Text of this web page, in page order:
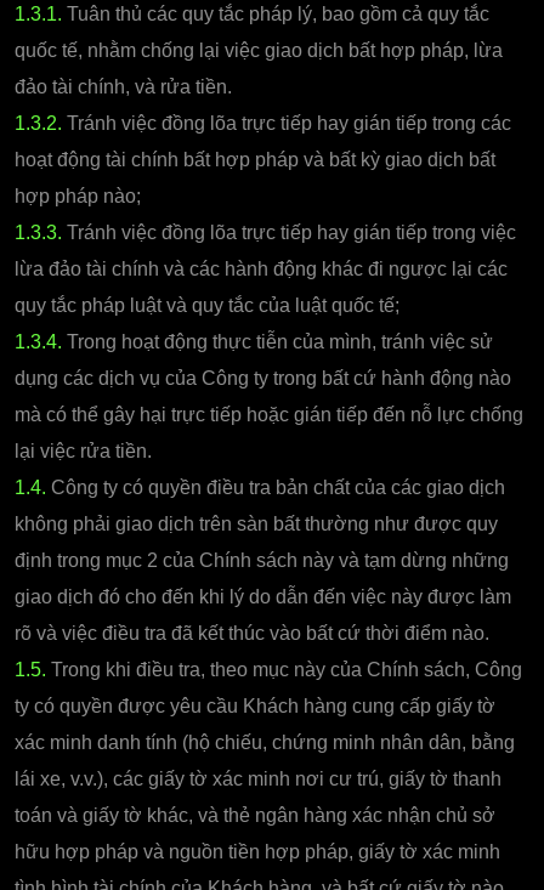
1.3.1. Tuân thủ các quy tắc pháp lý, bao gồm cả quy tắc
quốc tế, nhằm chống lại việc giao dịch bất hợp pháp, lừa
đảo tài chính, và rửa tiền.
1.3.2. Tránh việc đồng lõa trực tiếp hay gián tiếp trong các
hoạt động tài chính bất hợp pháp và bất kỳ giao dịch bất
hợp pháp nào;
1.3.3. Tránh việc đồng lõa trực tiếp hay gián tiếp trong việc
lừa đảo tài chính và các hành động khác đi ngược lại các
quy tắc pháp luật và quy tắc của luật quốc tế;
1.3.4. Trong hoạt động thực tiễn của mình, tránh việc sử
dụng các dịch vụ của Công ty trong bất cứ hành động nào
mà có thể gây hại trực tiếp hoặc gián tiếp đến nỗ lực chống
lại việc rửa tiền.
1.4. Công ty có quyền điều tra bản chất của các giao dịch
không phải giao dịch trên sàn bất thường như được quy
định trong mục 2 của Chính sách này và tạm dừng những
giao dịch đó cho đến khi lý do dẫn đến việc này được làm
rõ và việc điều tra đã kết thúc vào bất cứ thời điểm nào.
1.5. Trong khi điều tra, theo mục này của Chính sách, Công
ty có quyền được yêu cầu Khách hàng cung cấp giấy tờ
xác minh danh tính (hộ chiếu, chứng minh nhân dân, bằng
lái xe, v.v.), các giấy tờ xác minh nơi cư trú, giấy tờ thanh
toán và giấy tờ khác, và thẻ ngân hàng xác nhận chủ sở
hữu hợp pháp và nguồn tiền hợp pháp, giấy tờ xác minh